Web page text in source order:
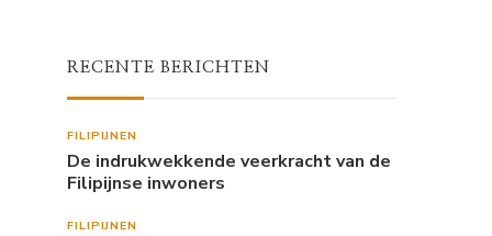
RECENTE BERICHTEN
FILIPIJNEN
De indrukwekkende veerkracht van de
Filipijnse inwoners
FILIPIJNEN